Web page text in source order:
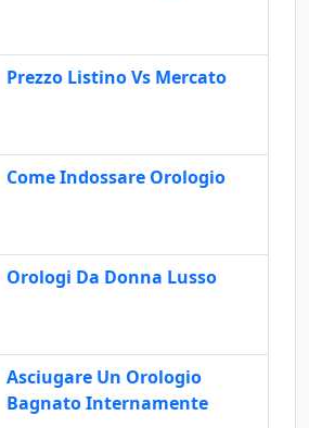
Prezzo Listino Vs Mercato
Come Indossare Orologio
Orologi Da Donna Lusso
Asciugare Un Orologio
Bagnato Internamente